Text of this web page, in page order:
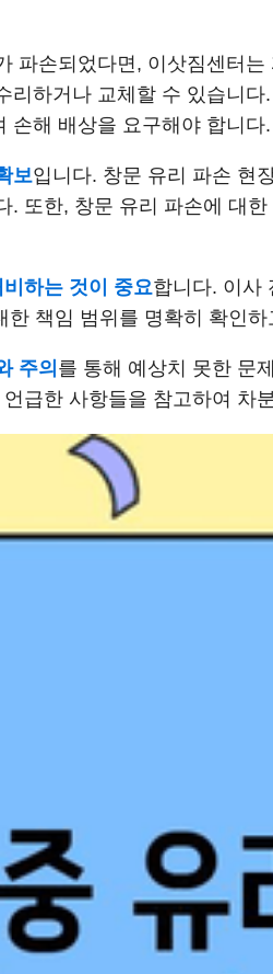
파손되었다면, 이삿짐센터
리하거나 교체할 수 있습니
손해 배상을 요구해야 합니다.
보입니다. 창문 유리 파손 현
또한, 창문 유리 파손에 대
하는 것이 중요합니다. 이사
책임 범위를 명확히 확인
주의 를 통해 예상치 못한 문
급한 사항들을 참고하여 차